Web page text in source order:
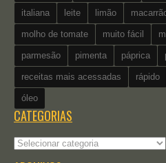
italiana leite limão
molho de tomate muito fácil
parmesão pimenta páprica
receitas mais acessadas rápido
óleo
CATEGORIAS
Categorias